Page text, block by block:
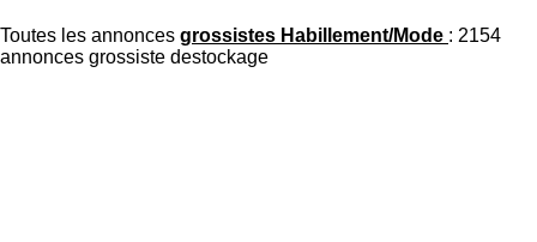
Toutes les annonces grossistes Habillement/Mode : 2154
annonces grossiste destockage